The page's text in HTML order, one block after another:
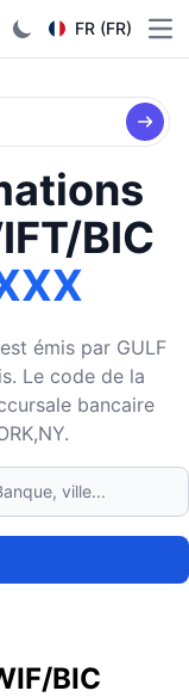
FR (FR)
BIC
émis par GULF
Le code de la
bancaire
BIC